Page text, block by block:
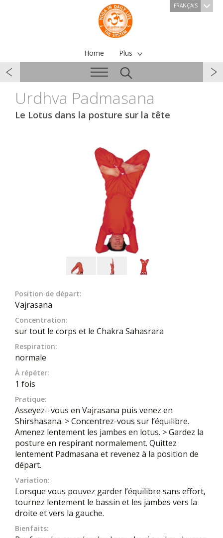
FRANÇAIS
Home Plus
Urdhva Padmasana
Le Lotus dans la posture sur la tête
Position de départ:
Vajrasana
Concentration:
sur tout le corps et le Chakra Sahasrara
Respiration:
normale
À répéter:
1 fois
Pratique:
Asseyez--vous en Vajrasana puis venez en
Shirshasana. > Concentrez-vous sur l’équilibre.
Amenez lentement les jambes en lotus. > Gardez la
posture en respirant normalement. Quittez
lentement Padmasana et revenez à la position de
départ.
Variation:
Lorsque vous pouvez garder l’équilibre sans effort,
tournez lentement le bassin et les jambes vers la
droite et vers la gauche.
Bienfaits: